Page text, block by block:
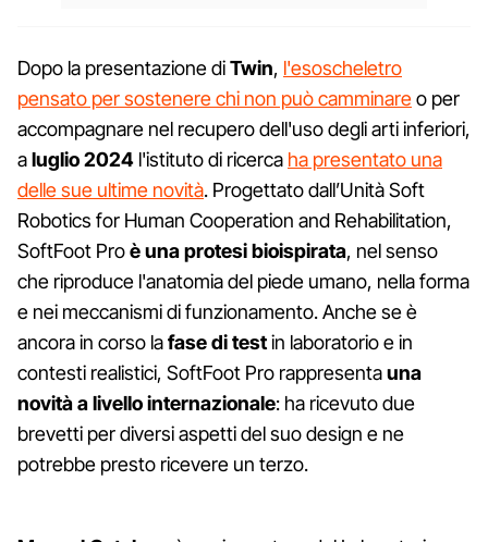
Dopo la presentazione diTwin, l'esoscheletro
pensato per sostenere chi non può camminareo per
accompagnare nel recupero dell'uso degli arti inferiori,
aluglio 2024 l'istituto di ricerca ha presentato una
delle sue ultime novità. Progettato dall’Unità Soft
Robotics for Human Cooperation and Rehabilitation,
SoftFoot Proè una protesi bioispirata, nel senso
che riproduce l'anatomia del piede umano, nella forma
e nei meccanismi di funzionamento. Anche se è
ancora in corso lafase di testin laboratorio e in
contesti realistici, SoftFoot Pro rappresentauna
novità a livello internazionale: ha ricevuto due
brevetti per diversi aspetti del suo design e ne
potrebbe presto ricevere un terzo.